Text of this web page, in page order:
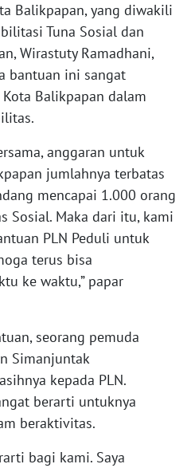
Balikpapan, yang diwakili
Tuna Sosial dan
Wirastuty Ramadhani,
bantuan ini sangat
Balikpapan dalam
anggaran untuk
jumlahnya terbatas
mencapai 1.000 orang
Sosial. Maka dari itu, kami
PLN Peduli untuk
terus bisa
ke waktu,” papar
seorang pemuda
Simanjuntak
kepada PLN.
berarti untuknya
beraktivitas.
bagi kami. Saya